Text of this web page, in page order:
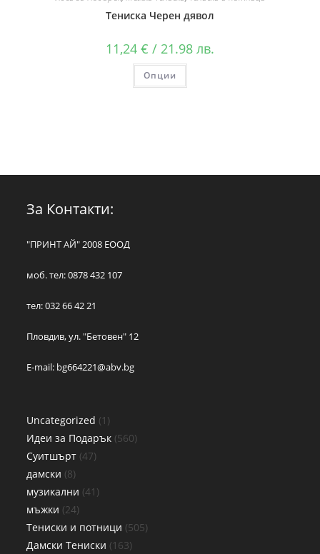
Тениска Черен дявол
11,24 € / 21.98 лв.
Опции
За Контакти:
"ПРИНТ АЙ" 2008 ЕООД
моб. тел: 0878 432 107
тел: 032 66 42 21
Пловдив, ул. "Бетовен" 12
E-mail: bg664221@abv.bg
Uncategorized 1
Идеи за Подарък 560
Суитшърт 47
дамски 8
музикални 41
мъжки 24
Тениски и потници 505
Дамски Тениски 163